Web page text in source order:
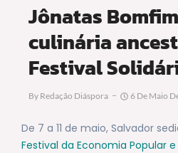
Jônatas
culinária
Festival
By Redação Diáspora 6 De Maio
De 7 a 11 de maio, Salvador
Festival da Economia Popular e